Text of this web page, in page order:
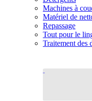
Machines à
Matériel de
Repassage
Tout pour le
Traitement des